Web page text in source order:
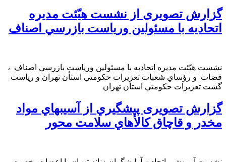
گزارش تصویری از نشست هيّئت مديره
اتحاديه با مسئولين ورياست بازرسي اصناف
نشست هيّئت مديره اتحاديه با مسئولين ورياست بازرسي اصناف ،
قضات و رؤساي شعبات تعزيرات حكومتي استأن تهران و رياست
گشت تعزيرات حكومتي استأن تهران
گزارش تصویری پیشگيري از آسيبهاي مواد
مخدر و قاچاق كالأهاي سلامت محور